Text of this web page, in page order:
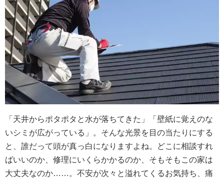
「天井からポタポタと水が落ちてきた」「壁紙に覚えのな
いシミが広がっている」。そんな光景を目の当たりにする
と、誰だって頭が真っ白になりますよね。どこに相談すれ
ばいいのか、修理にいくらかかるのか、そもそもこの家は
大丈夫なのか……。不安が次々と溢れてくるお気持ち、痛